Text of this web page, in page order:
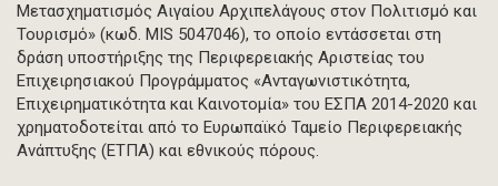
Μετασχηματισμός Αιγαίου Αρχιπελάγους στον Πολιτισμό και
Τουρισμό» (κωδ. MIS 5047046), το οποίο εντάσσεται στη
δράση υποστήριξης της Περιφερειακής Αριστείας του
Επιχειρησιακού Προγράμματος «Ανταγωνιστικότητα,
Επιχειρηματικότητα και Καινοτομία» του ΕΣΠΑ 2014-2020 και
χρηματοδοτείται από το Ευρωπαϊκό Ταμείο Περιφερειακής
Ανάπτυξης (ΕΤΠΑ) και εθνικούς πόρους.